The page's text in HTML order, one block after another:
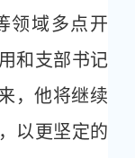
领域多点开
和支部书记
，他将继续
以更坚定的